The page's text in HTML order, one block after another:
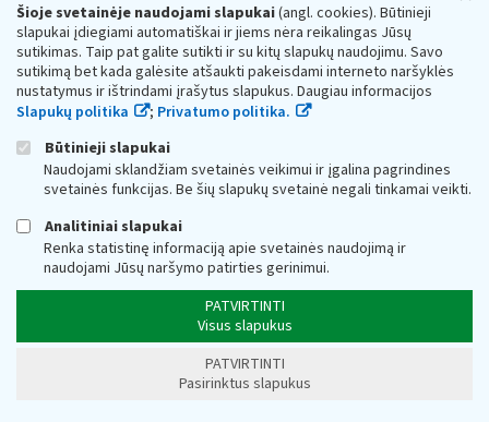
Šioje svetainėje naudojami slapukai(angl. cookies). Būtinieji
slapukai įdiegiami automatiškai ir jiems nėra reikalingas Jūsų
sutikimas. Taip pat galite sutikti ir su kitų slapukų naudojimu. Savo
sutikimą bet kada galėsite atšaukti pakeisdami interneto naršyklės
nustatymus ir ištrindami įrašytus slapukus. Daugiau informacijos
Slapukų politika
; Privatumo politika.
Būtinieji slapukai
Naudojami sklandžiam svetainės veikimui ir įgalina pagrindines
svetainės funkcijas. Be šių slapukų svetainė negali tinkamai veikti.
Analitiniai slapukai
Renka statistinę informaciją apie svetainės naudojimą ir
naudojami Jūsų naršymo patirties gerinimui.
PATVIRTINTI
Visus slapukus
PATVIRTINTI
Pasirinktus slapukus
Valstybinė mokesčių inspekcija prie Lietuvos
Respublikos finansų ministerijos
Biudžetinė įstaiga. Juridinio asmens kodas — 188659752,
vmi@vmi.lt, E. pristatymo dėžutės adresas 188659752
Duomenys apie Valstybinę mokesčių inspekciją prie Lietuvos
Respublikos finansų ministerijos kaupiami ir saugomi Juridinių
asmenų registre